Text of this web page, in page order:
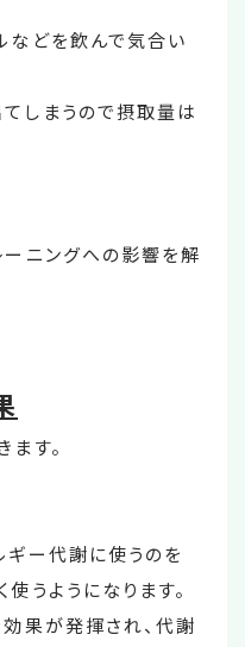
などを飲んで気合い
しまうので摂取量は
ーニングへの影響を解
す。
ギー代謝に使うのを
うようになります。
果が発揮され、代謝